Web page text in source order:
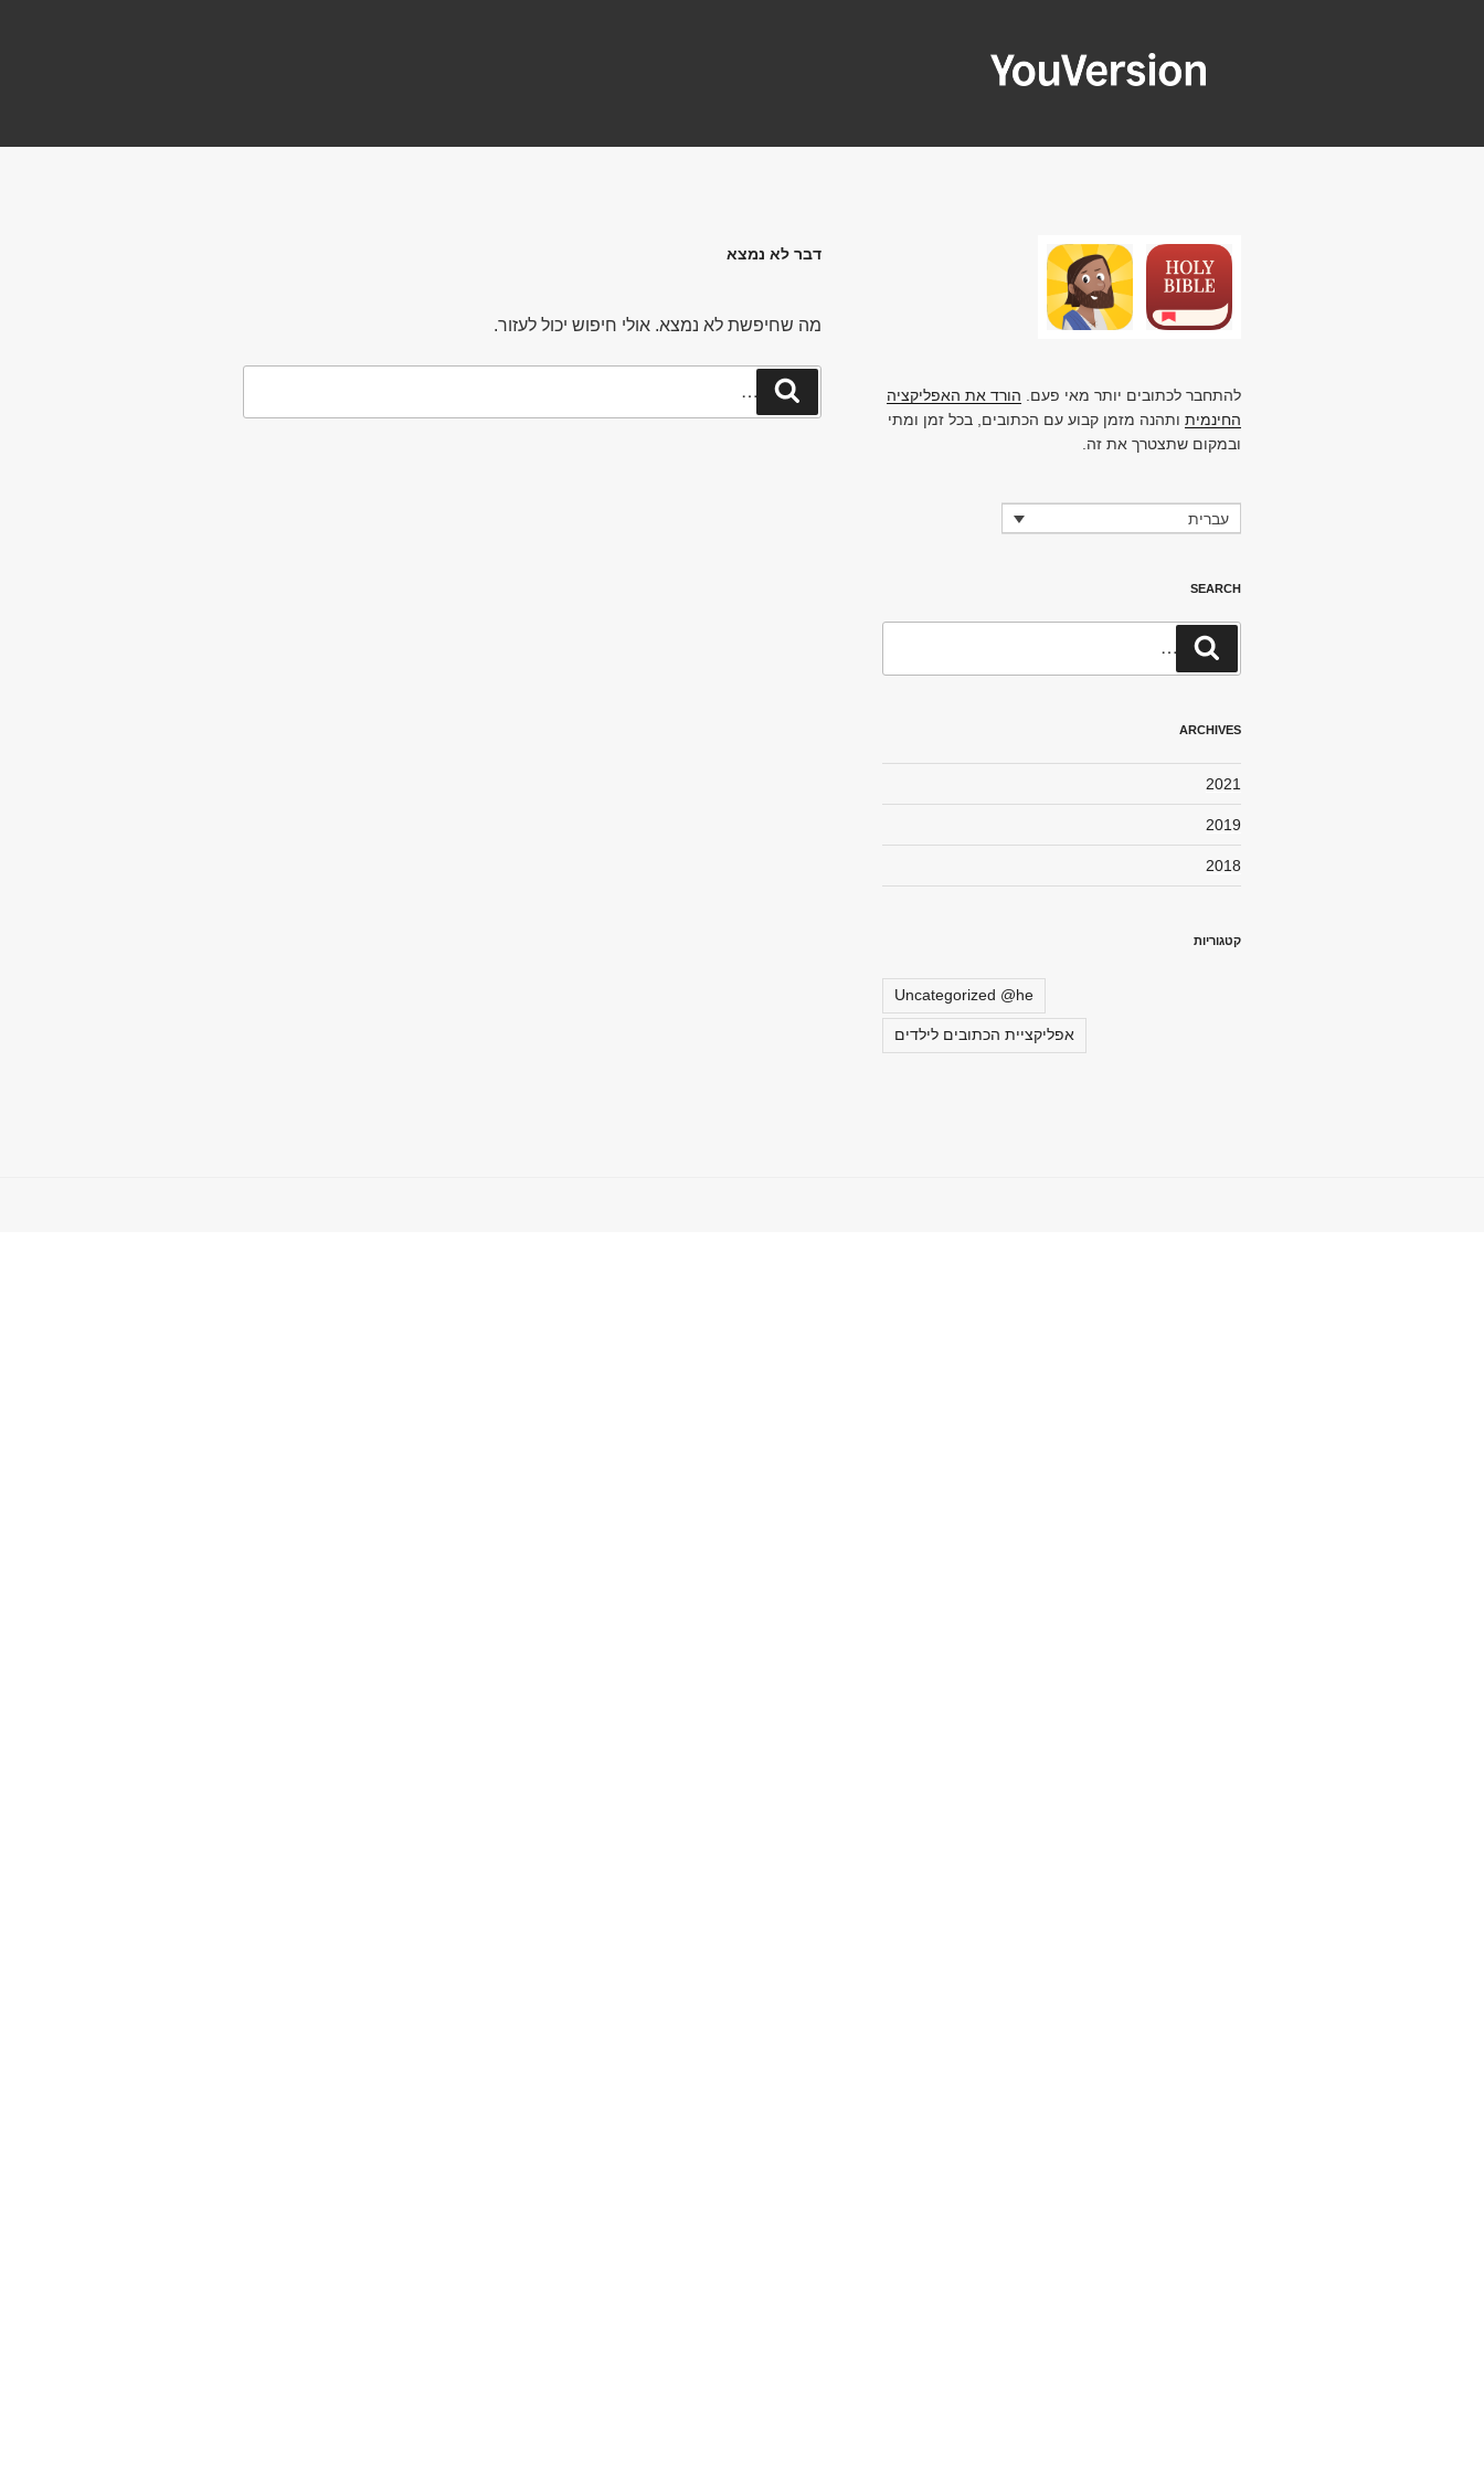
דבר לא נמצא
מה שחיפשת לא נמצא. אולי חיפוש יכול לעזור.
חפש:
חיפוש להתחבר לכתובים יותר מאי פעם. הורד את האפליקציה
החינמית ותהנה מזמן קבוע עם הכתובים, בכל זמן ומתי
ובמקום שתצטרך את זה.
עברית
SEARCH
חפש:
חיפוש
ARCHIVES
2021
2019
2018
קטגוריות
Uncategorized @he
אפליקציית הכתובים לילדים